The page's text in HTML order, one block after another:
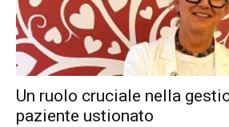
Un ruolo cruciale nella
paziente ustionato